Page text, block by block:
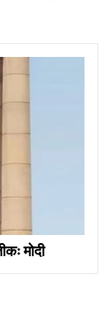
मोदी